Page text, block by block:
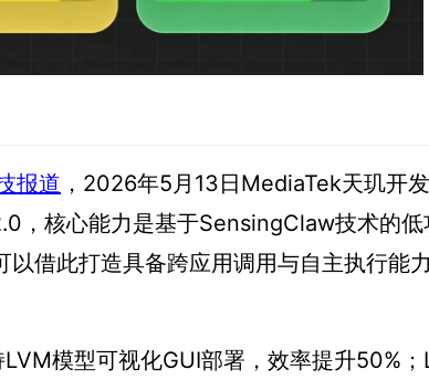
报道 ，2026年5月13日MediaTek天玑开
，核心能力是基于SensingClaw技术的低
借此打造具备跨应用调用与自主执行能
模型可视化GUI部署，效率提升50%